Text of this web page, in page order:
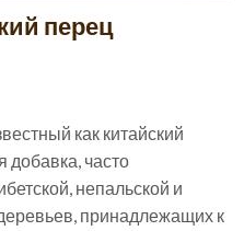
перец
как китайский
добавка, часто
непальской и
принадлежащих к